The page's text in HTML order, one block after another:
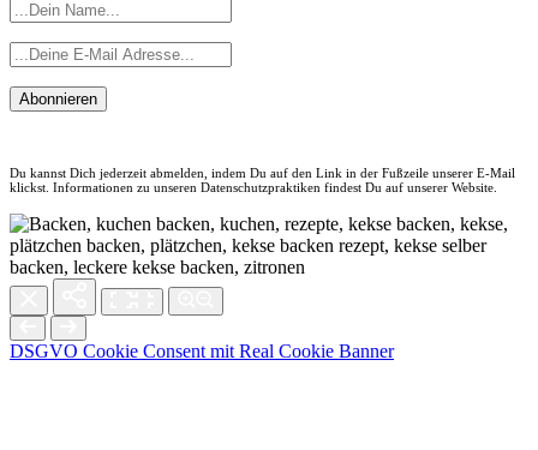
Abonnieren
Du kannst Dich jederzeit abmelden, indem Du auf den Link in der Fußzeile unserer E-Mail
klickst. Informationen zu unseren Datenschutzpraktiken findest Du auf unserer Website.
DSGVO Cookie Consent mit Real Cookie Banner